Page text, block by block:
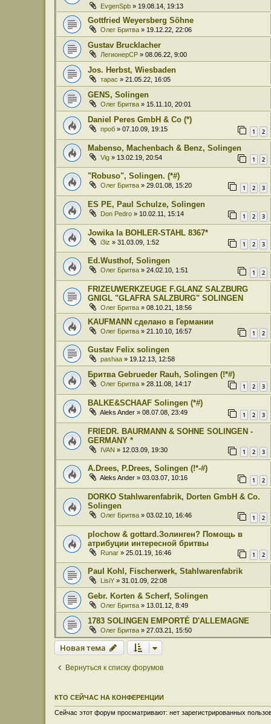
EvgenSpb » 19.08.14, 19:13
Gottfried Weyersberg Söhne
Олег Бритва » 19.12.22, 22:06
Gustav Brucklacher
ЛегионерСР » 08.06.22, 9:00
Jos. Herbst, Wiesbaden
тарас » 21.05.22, 16:05
GENS, Solingen
Олег Бритва » 15.11.10, 20:01
Daniel Peres GmbH & Co (*)
проб » 07.10.09, 19:15 1 2
Mabenso, Machenbach & Benz, Solingen
Vig » 13.02.19, 20:54 1 2
"Robuso", Solingen. (*#)
Олег Бритва » 29.01.08, 15:20 1 2 3
ES PE, Paul Schulze, Solingen
Don Pedro » 10.02.11, 15:14 1 2 3
Jowika Ia BOHLER-STAHL 8367*
i3iz » 31.03.09, 1:52 1 2 3
Ed.Wusthof, Solingen
Олег Бритва » 24.02.10, 1:51 1 2
FRIZEUWERKZEUGE F.GLANZ SALZBURG
GNIGL "GLAFRA SALZBURG" SOLINGEN
Олег Бритва » 08.10.21, 18:56
KAUFMANN сделано в Германии
Олег Бритва » 21.10.10, 16:57 1 2
Gustav Felix solingen
pashaa » 19.12.13, 12:58
Бритва Gebrueder Rauh, Solingen (!*#)
Олег Бритва » 28.11.08, 14:17 1 2 3
BALKE&SCHAAF Solingen (*#)
Aleks Ander » 08.07.08, 23:49 1 2 3
FRIEDR. BAURMANN & SOHNE SOLINGEN -
GERMANY *
IVAN » 12.03.09, 19:30 1 2 3
A.Drees, P.Drees, Solingen (!*-#)
Aleks Ander » 03.03.07, 10:16 1 2
DORKO Stahlwarenfabrik, Dorten GmbH & Co.
Solingen
Олег Бритва » 03.02.10, 16:46 1 2
plochow & gottard.Золинген? Помощь в
атрибуции интересной бритвы
Runar » 25.01.19, 16:46 1 2
Paul Kohl, Fischerwerk, Stahlwarenfabrik
LisiY » 31.01.09, 22:08
Gebr. Korten & Scherf, Solingen
Олег Бритва » 13.01.12, 8:49
1783 SOLINGEN EMPORTÉ D'ALLEMAGNE
Олег Бритва » 27.03.21, 15:50
Новая тема
Вернуться к списку форумов
КТО СЕЙЧАС НА КОНФЕРЕНЦИИ
Сейчас этот форум просматривают: нет зарегистрированных